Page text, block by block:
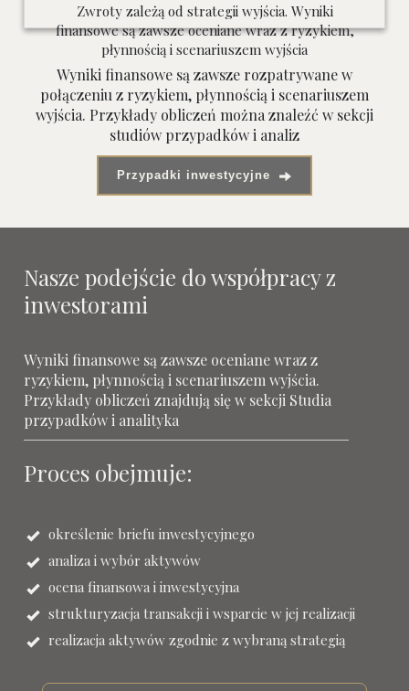
Zwroty zależą od strategii wyjścia. Wyniki
finansowe są zawsze oceniane wraz z ryzykiem,
płynnością i scenariuszem wyjścia
Wyniki finansowe są zawsze rozpatrywane w
połączeniu z ryzykiem, płynnością i scenariuszem
wyjścia. Przykłady obliczeń można znaleźć w sekcji
studiów przypadków i analiz
Przypadki inwestycyjne
Nasze podejście do współpracy z
inwestorami
Wyniki finansowe są zawsze oceniane wraz z
ryzykiem, płynnością i scenariuszem wyjścia.
Przykłady obliczeń znajdują się w sekcji Studia
przypadków i analityka
Proces obejmuje:
określenie briefu inwestycyjnego
analiza i wybór aktywów
ocena finansowa i inwestycyjna
strukturyzacja transakcji i wsparcie w jej realizacji
realizacja aktywów zgodnie z wybraną strategią